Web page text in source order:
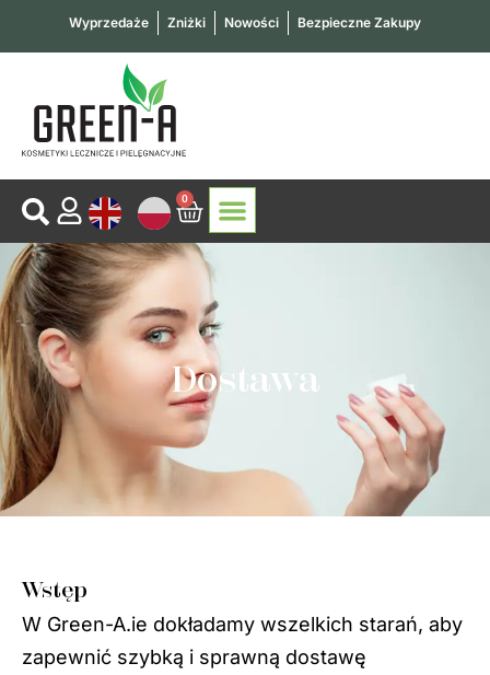
Przejdź
do
Wyprzedaże Zniżki Nowości Bezpieczne Zakupy
0
Wózek
Dostawa
Wstęp
W Green-A.ie dokładamy wszelkich starań, aby
zapewnić szybką i sprawną dostawę